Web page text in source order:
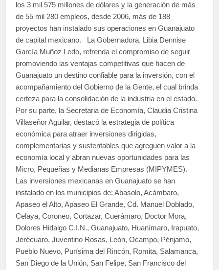
los 3 mil 575 millones de dólares y la generación de más
de 55 mil 280 empleos, desde 2006, más de 188
proyectos han instalado sus operaciones en Guanajuato
de capital mexicano. La Gobernadora, Libia Dennise
García Muñoz Ledo, refrenda el compromiso de seguir
promoviendo las ventajas competitivas que hacen de
Guanajuato un destino confiable para la inversión, con el
acompañamiento del Gobierno de la Gente, el cual brinda
certeza para la consolidación de la industria en el estado.
Por su parte, la Secretaria de Economía, Claudia Cristina
Villaseñor Aguilar, destacó la estrategia de política
económica para atraer inversiones dirigidas,
complementarias y sustentables que agreguen valor a la
economía local y abran nuevas oportunidades para las
Micro, Pequeñas y Medianas Empresas (MIPYMES).
Las inversiones mexicanas en Guanajuato se han
instalado en los municipios de: Abasolo, Acámbaro,
Apaseo el Alto, Apaseo El Grande, Cd. Manuel Doblado,
Celaya, Coroneo, Cortazar, Cuerámaro, Doctor Mora,
Dolores Hidalgo C.I.N., Guanajuato, Huanímaro, Irapuato,
Jerécuaro, Juventino Rosas, León, Ocampo, Pénjamo,
Pueblo Nuevo, Purísima del Rincón, Romita, Salamanca,
San Diego de la Unión, San Felipe, San Francisco del